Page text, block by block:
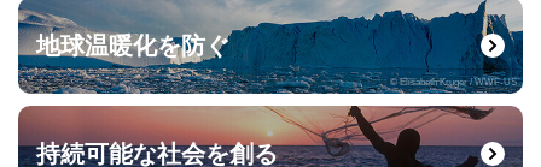
地球温暖化を防ぐ
© Elisabeth Kruger / WWF-US
持続可能な社会を創る